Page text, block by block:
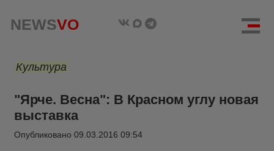
NEWSVO
Культура
"Ярче. Весна": В Красном углу новая
выставка
Опубликовано 09.03.2016 09:54